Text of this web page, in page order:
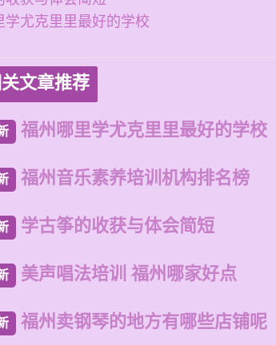
学尤克里里最好的学校
文章推荐
福州哪里学尤克里里最好的学校
福州音乐素养培训机构排名榜
学古筝的收获与体会简短
美声唱法培训 福州哪家好点
福州卖钢琴的地方有哪些店铺呢